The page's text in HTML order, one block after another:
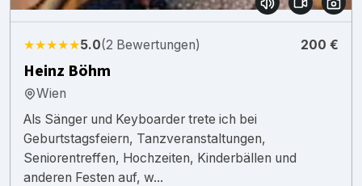
★★★★★5.0(2 Bewertungen) 200 €
Heinz Böhm
Wien
Als Sänger und Keyboarder trete ich bei
Geburtstagsfeiern, Tanzveranstaltungen,
Seniorentreffen, Hochzeiten, Kinderbällen und
anderen Festen auf, w...